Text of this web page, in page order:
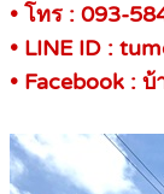
• โทร : 093-
• LINE ID :
• Facebook :